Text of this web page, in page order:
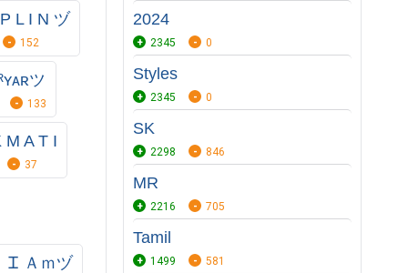
L I N ヅ
152
ツ
133
M A T I
37
Ꮖ Ａｍヅ
2024
2345 0
Styles
2345 0
SK
2298 846
MR
2216 705
Tamil
1499 581